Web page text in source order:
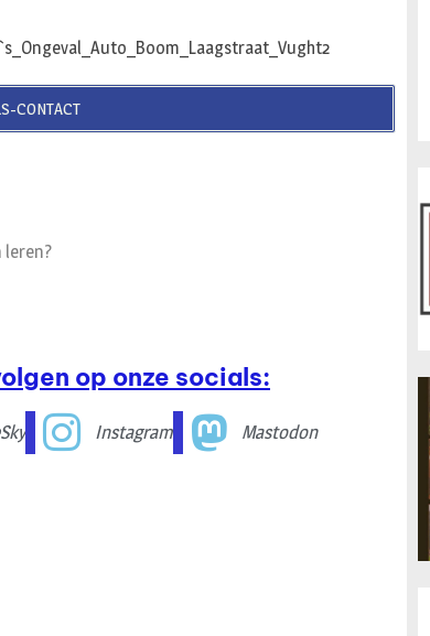
CONTACT
leren?
op onze socials:
Instagram Mastodon